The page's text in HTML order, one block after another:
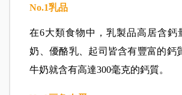
No.1乳品
在6大類食物中，乳製品高居含鈣
奶、優酪乳、起司皆含有豐富的鈣
牛奶就含有高達300毫克的鈣質。